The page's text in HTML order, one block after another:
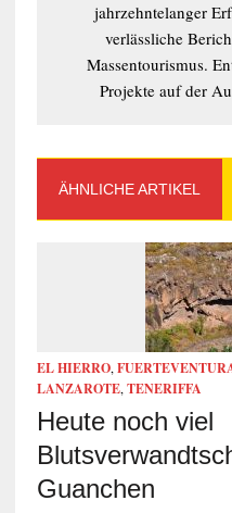
jahrzehntelanger
verlässliche
Massentourismus.
Projekte auf der
ÄHNLICHE ARTIKEL
EL HIERRO,
LANZAROTE,TENERIFFA
Heute noch viel
Guanchen